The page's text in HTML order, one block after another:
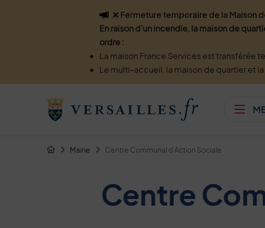
Flash info
❌ Fermeture temporaire de la Maison
En raison d'un incendie, la maison de
ordre :
La maison France Services est transférée
Le multi-accueil, la maison de quartier et
Retour à l'accueil Afficher
Fil d'Arianne de la page
Page d'accueil du site
Mairie Centre Communal d’Action Sociale
Centre